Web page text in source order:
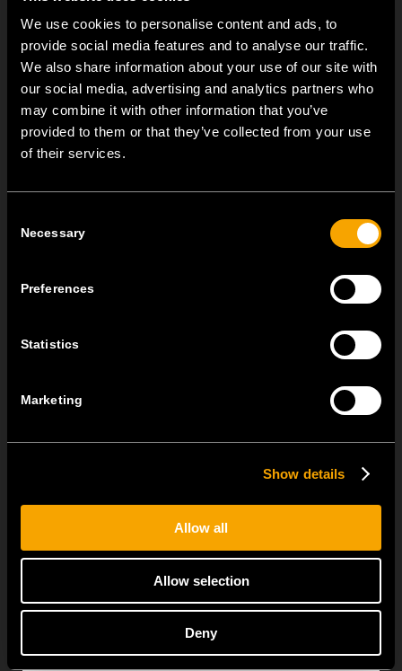
We use cookies to personalise content and ads, to
provide social media features and to analyse our traffic.
We also share information about your use of our site with
our social media, advertising and analytics partners who
may combine it with other information that you’ve
provided to them or that they’ve collected from your use
of their services.
Selection
Necessary
Preferences
Statistics
Marketing
Show details
Allow all
Allow selection
Deny
Aufputzgehäuse IP55
Die Aufputzlösung für die Elemente MODUL zur
Gewährleistung des IP55-Schutzes.
Brüstungskanäle
MEHR ÜBER DIE PRODUKTE